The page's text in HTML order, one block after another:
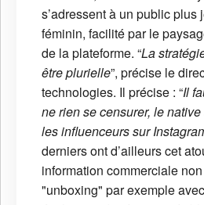
s’adressent à un public plus
féminin, facilité par le
de la plateforme. “La
être plurielle”, précise le
technologies. Il précise : “Il
ne rien se censurer, le
les influenceurs sur
derniers ont d’ailleurs cet
information commerciale
"unboxing" par exemple